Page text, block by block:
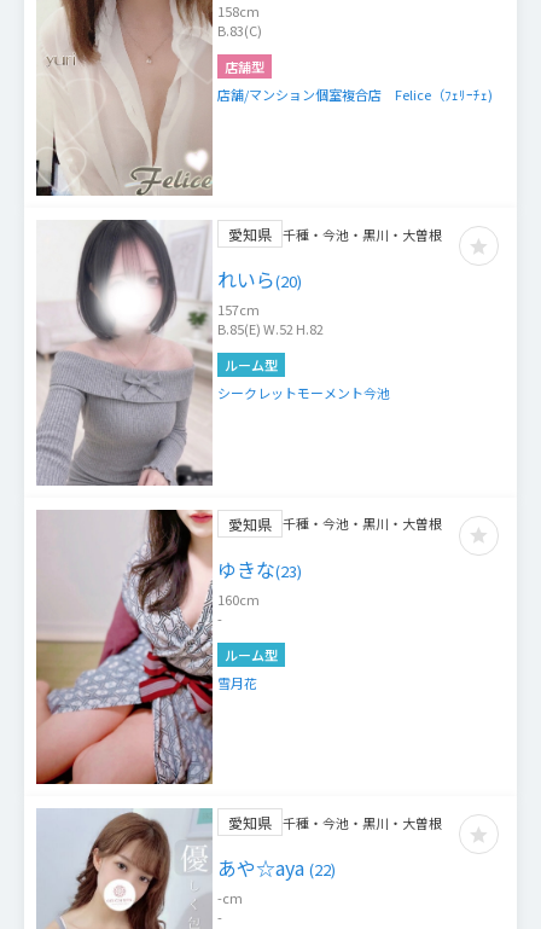
158cm
B.83(C)
店舗型
店舗/マンション個室複合店 Felice（ﾌｪﾘｰﾁｪ)
愛知県 千種・今池・黒川・大曽根
れいら(20)
157cm
B.85(E) W.52 H.82
ルーム型
シークレットモーメント今池
愛知県 千種・今池・黒川・大曽根
ゆきな(23)
160cm
-
ルーム型
雪月花
愛知県 千種・今池・黒川・大曽根
あや☆aya (22)
-cm
-